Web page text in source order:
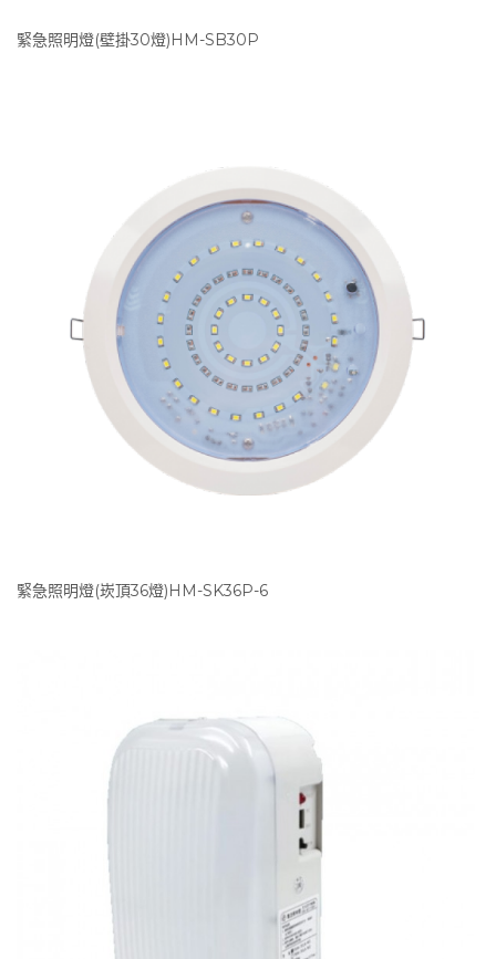
緊急照明燈(壁掛30燈)HM-SB30P
緊急照明燈(崁頂36燈)HM-SK36P-6